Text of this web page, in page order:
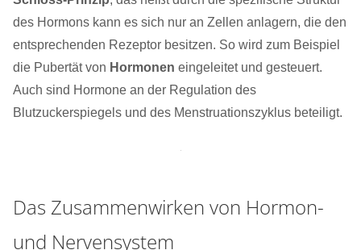
des Hormons kann es sich nur an Zellen anlagern, die den
entsprechenden Rezeptor besitzen. So wird zum Beispiel
die Pubertät von Hormonen eingeleitet und gesteuert.
Auch sind Hormone an der Regulation des
Blutzuckerspiegels und des Menstruationszyklus beteiligt.
Das Zusammenwirken von Hormon-
und Nervensystem